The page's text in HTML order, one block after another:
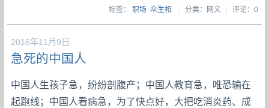
标签： 职场 众生相 | 分类：网文| 评论：0
2016年11月9日
急死的中国人
中国人生孩子急，纷纷剖腹产；中国人教育急，唯恐输在
起跑线；中国人看病急，为了快点好，大把吃消炎药、成